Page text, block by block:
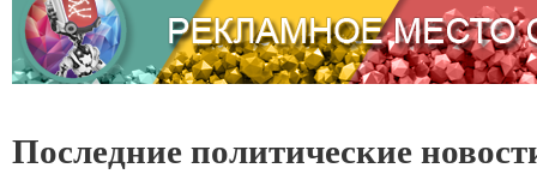
Последние политические